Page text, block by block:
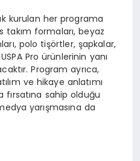
kurulan her programa
takım formaları, beyaz
polo tişörtler, şapkalar,
Pro ürünlerinin yanı
Program ayrıca,
ve hikaye anlatımı
fırsatına sahip olduğu
yarışmasına da